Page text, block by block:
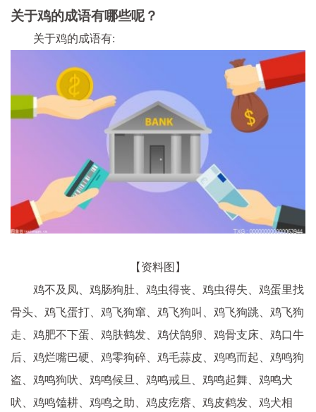
关于鸡的成语有哪些呢？
关于鸡的成语有:
【资料图】
鸡不及凤、鸡肠狗肚、鸡虫得丧、鸡虫得失、鸡蛋里找
骨头、鸡飞蛋打、鸡飞狗窜、鸡飞狗叫、鸡飞狗跳、鸡飞狗
走、鸡肥不下蛋、鸡肤鹤发、鸡伏鹄卵、鸡骨支床、鸡口牛
后、鸡烂嘴巴硬、鸡零狗碎、鸡毛蒜皮、鸡鸣而起、鸡鸣狗
盗、鸡鸣狗吠、鸡鸣候旦、鸡鸣戒旦、鸡鸣起舞、鸡鸣犬
吠、鸡鸣馌耕、鸡鸣之助、鸡皮疙瘩、鸡皮鹤发、鸡犬相